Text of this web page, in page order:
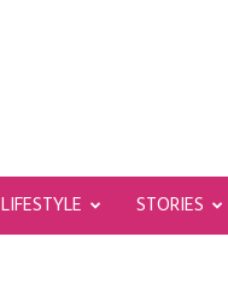
LIFESTYLE STORIES